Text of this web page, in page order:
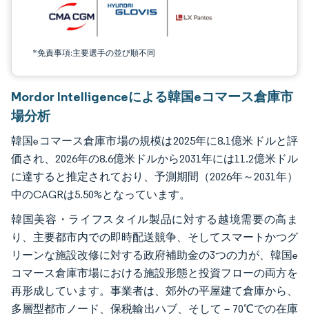
*免責事項:主要選手の並び順不同
Mordor Intelligenceによる韓国eコマース倉庫市
場分析
韓国eコマース倉庫市場の規模は2025年に8.1億米ドルと評
価され、2026年の8.6億米ドルから2031年には11.2億米ドル
に達すると推定されており、予測期間（2026年～2031年）
中のCAGRは5.50%となっています。
韓国美容・ライフスタイル製品に対する越境需要の高ま
り、主要都市内での即時配送競争、そしてスマートかつグ
リーンな施設改修に対する政府補助金の3つの力が、韓国e
コマース倉庫市場における施設形態と投資フローの両方を
再形成しています。事業者は、郊外の平屋建て倉庫から、
多層型都市ノード、保税輸出ハブ、そして－70℃での在庫